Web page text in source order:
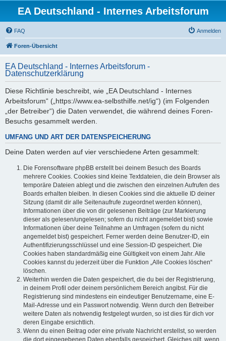
EA Deutschland - Internes Arbeitsforum
FAQ Anmelden
Foren-Übersicht
EA Deutschland - Internes Arbeitsforum -
Datenschutzerklärung
Diese Richtlinie beschreibt, wie „EA Deutschland - Internes
Arbeitsforum“ („https://www.ea-selbsthilfe.net/ig“) (im Folgenden
„der Betreiber“) die Daten verwendet, die während deines Foren-
Besuchs gesammelt werden.
UMFANG UND ART DER DATENSPEICHERUNG
Deine Daten werden auf vier verschiedene Arten gesammelt:
Die Forensoftware phpBB erstellt bei deinem Besuch des Boards
mehrere Cookies. Cookies sind kleine Textdateien, die dein Browser als
temporäre Dateien ablegt und die zwischen den einzelnen Aufrufen des
Boards erhalten bleiben. In diesen Cookies sind die aktuelle ID deiner
Sitzung (damit dir alle Seitenaufrufe zugeordnet werden können),
Informationen über die von dir gelesenen Beiträge (zur Markierung
dieser als gelesen/ungelesen; sofern du nicht angemeldet bist) sowie
Informationen über deine Teilnahme an Umfragen (sofern du nicht
angemeldet bist) gespeichert. Ferner werden deine Benutzer-ID, ein
Authentifizierungsschlüssel und eine Session-ID gespeichert. Die
Cookies haben standardmäßig eine Gültigkeit von einem Jahr. Alle
Cookies kannst du jederzeit über die Funktion „Alle Cookies löschen“
löschen.
Weiterhin werden die Daten gespeichert, die du bei der Registrierung,
in deinem Profil oder deinem persönlichem Bereich angibst. Für die
Registrierung sind mindestens ein eindeutiger Benutzername, eine E-
Mail-Adresse und ein Passwort notwendig. Wenn durch den Betreiber
weitere Daten als notwendig festgelegt wurden, so ist dies für dich vor
deren Eingabe ersichtlich.
Wenn du einen Beitrag oder eine private Nachricht erstellst, so werden
die dort eingegebenen Daten ebenfalls gespeichert. Gleiches gilt, wenn